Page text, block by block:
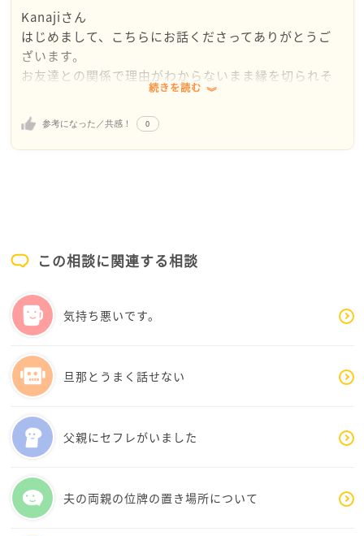
Kanajiさん
はじめまして、こちらにお話くださってありがとうご
ざいます。
お友達との関係で理由がわからないまま縁を切られそ
うな状況、そうなることに怖い気持ちがあるのです
ね。
Kanajiさんとしては関係を維持したいのに、お友達は
そうではないようにお感じなのでしょうか。
とありましたが、これまでに何かそう思われることが
あったのでしょうか。
せんか？
続きを読む
参考になった／共感！ 0
この相談に関連する相談
気持ち悪いです。
旦那とうまく話せない
父親にセフレがいました
夫の両親の位牌の置き場所について